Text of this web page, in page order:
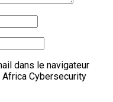
dans le navigateur
Cybersecurity